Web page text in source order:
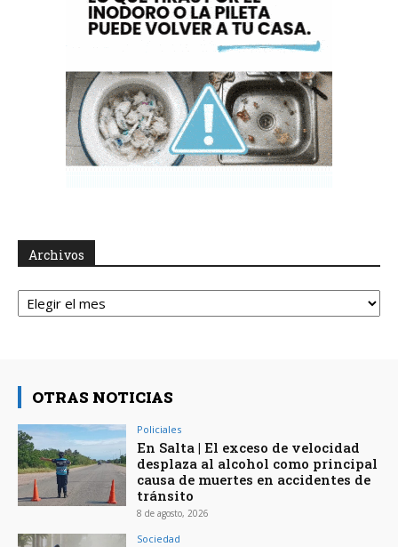
Archivos
Archivos
OTRAS NOTICIAS
Policiales
En Salta | El exceso de velocidad
desplaza al alcohol como principal
causa de muertes en accidentes de
tránsito
8 de agosto, 2026
Sociedad